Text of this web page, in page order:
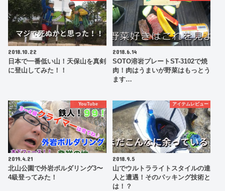
2018.10.22
日本で一番低い山！天保山を真剣
に登山してみた！！
2018.6.14
SOTO溶岩プレートST-3102で焼
肉！肉はうまいが野菜はもっとう
ます…
YouTube
2019.4.21
北山公園で外岩ボルダリング3〜
4級登ってみた！
アイテムレビュー
2018.9.5
山でウルトラライトスタイルの達
人と遭遇！そのパッキング技術と
は！？